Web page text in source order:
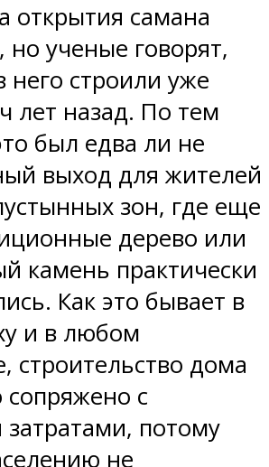
открытия самана
но ученые говорят,
него строили уже
лет назад. По тем
был едва ли не
выход для жителей
зон, где еще
дерево или
камень практически
Как это бывает в
и в любом
строительство дома
с
потому
не